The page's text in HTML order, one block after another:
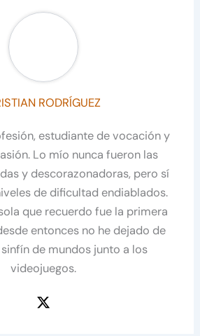
RODRÍGUEZ
estudiante de vocación y
Lo mío nunca fueron las
y descorazonadoras, pero sí
de dificultad endiablados.
que recuerdo fue la primera
entonces no he dejado de
de mundos junto a los
videojuegos.